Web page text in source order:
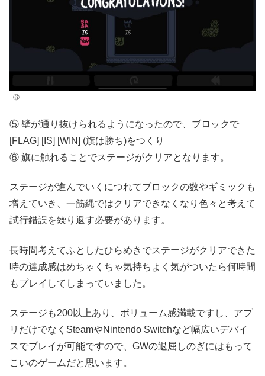
⑥
⑤ 壁が通り抜けられるようになったので、ブロックで
[FLAG] [IS] [WIN] (旗は勝ち)をつくり
⑥ 旗に触れることでステージがクリアとなります。
ステージが進んでいくにつれてブロックの数やギミックも
増えていき、一筋縄ではクリアできなくなり色々と考えて
試行錯誤を繰り返す必要があります。
長時間考えてふとしたひらめきでステージがクリアできた
時の達成感はめちゃくちゃ気持ちよく気がついたら何時間
もプレイしてしまっていました。
ステージも200以上あり、ボリューム感満載ですし、アプ
リだけでなくSteamやNintendo Switchなど幅広いデバイ
スでプレイが可能ですので、GWの退屈しのぎにはもって
こいのゲームだと思います。